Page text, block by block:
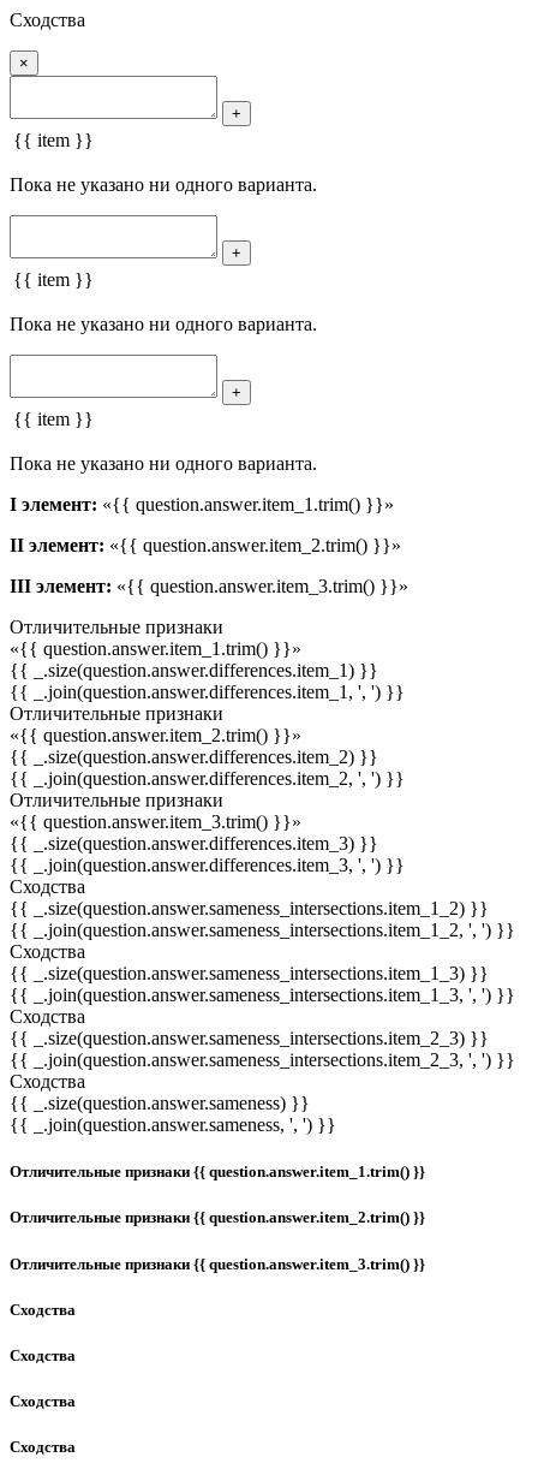
Сходства
×
+
{{ item }}
Пока не указано ни одного варианта.
+
{{ item }}
Пока не указано ни одного варианта.
+
{{ item }}
Пока не указано ни одного варианта.
I элемент: «{{ question.answer.item_1.trim() }}»
II элемент: «{{ question.answer.item_2.trim() }}»
III элемент: «{{ question.answer.item_3.trim() }}»
Отличительные признаки
«{{ question.answer.item_1.trim() }}»
{{ _.size(question.answer.differences.item_1) }}
{{ _.join(question.answer.differences.item_1, ', ') }}
Отличительные признаки
«{{ question.answer.item_2.trim() }}»
{{ _.size(question.answer.differences.item_2) }}
{{ _.join(question.answer.differences.item_2, ', ') }}
Отличительные признаки
«{{ question.answer.item_3.trim() }}»
{{ _.size(question.answer.differences.item_3) }}
{{ _.join(question.answer.differences.item_3, ', ') }}
Сходства
{{ _.size(question.answer.sameness_intersections.item_1_2) }}
{{ _.join(question.answer.sameness_intersections.item_1_2, ', ') }}
Сходства
{{ _.size(question.answer.sameness_intersections.item_1_3) }}
{{ _.join(question.answer.sameness_intersections.item_1_3, ', ') }}
Сходства
{{ _.size(question.answer.sameness_intersections.item_2_3) }}
{{ _.join(question.answer.sameness_intersections.item_2_3, ', ') }}
Сходства
{{ _.size(question.answer.sameness) }}
{{ _.join(question.answer.sameness, ', ') }}
Отличительные признаки {{ question.answer.item_1.trim() }}
Отличительные признаки {{ question.answer.item_2.trim() }}
Отличительные признаки {{ question.answer.item_3.trim() }}
Сходства
Сходства
Сходства
Сходства